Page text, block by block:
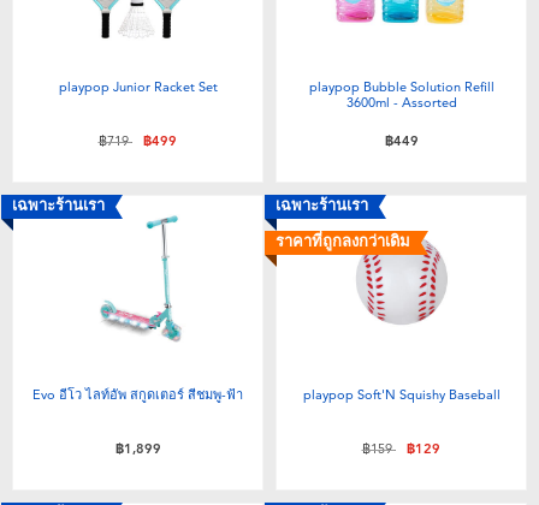
playpop Junior Racket Set
ลดราคาจาก
฿719ถึง฿499
playpop Bubble Solution Refill
3600ml - Assorted
฿449
เฉพาะร้านเรา
Evo อีโว ไลท์อัพ สกูดเตอร์ สีชมพู-ฟ้า
฿1,899
เฉพาะร้านเรา
ราคาที่ถูกลงกว่าเดิม
playpop Soft'N Squishy Baseball
ลดราคาจาก
฿159ถึง฿129